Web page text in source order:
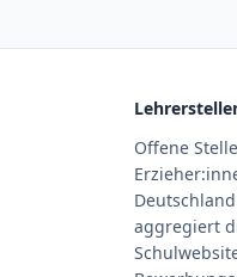
Offene
aggregiert